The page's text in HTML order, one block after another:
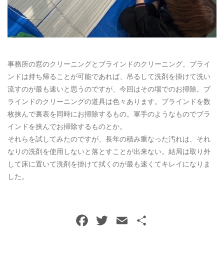
ご予約・お問い合わせ
0120-396-620
メールでのご予約
RESERVE
事務所の窓のクリーニングとブラインドのクリーニング。ブライ
ンドは持ち帰ることが可能であれば、吊るして洗剤を掛けて洗い
流すのが最も速いと思うのですが、今回はその場でのお掃除。ブ
ラインドのクリーニングの道具は色々あります。ブラインドを数
枚挟んで裏表を同時にお掃除するもの。軍手のようなものでブラ
インドを挟んでお掃除するものとか。
それらを試してみたのですが、長年の積み重なった汚れは、それ
なりの洗剤を使用しないと落とすことが出来ない。結局は取り外
して床に置いて洗剤を掛けて拭くのが最も速くてキレイになりま
した。
F T E